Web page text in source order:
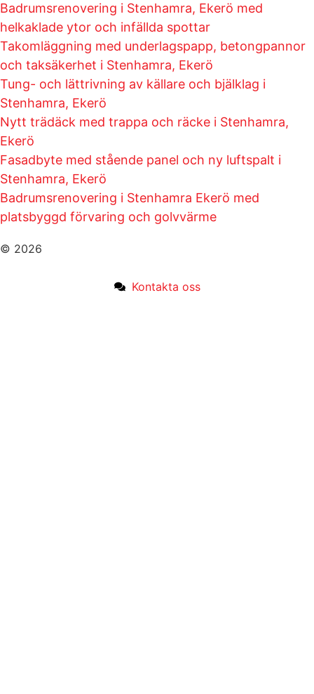
Badrumsrenovering i Stenhamra, Ekerö med
helkaklade ytor och infällda spottar
Takomläggning med underlagspapp, betongpannor
och taksäkerhet i Stenhamra, Ekerö
Tung- och lättrivning av källare och bjälklag i
Stenhamra, Ekerö
Nytt trädäck med trappa och räcke i Stenhamra,
Ekerö
Fasadbyte med stående panel och ny luftspalt i
Stenhamra, Ekerö
Badrumsrenovering i Stenhamra Ekerö med
platsbyggd förvaring och golvvärme
© 2026
Kontakta oss